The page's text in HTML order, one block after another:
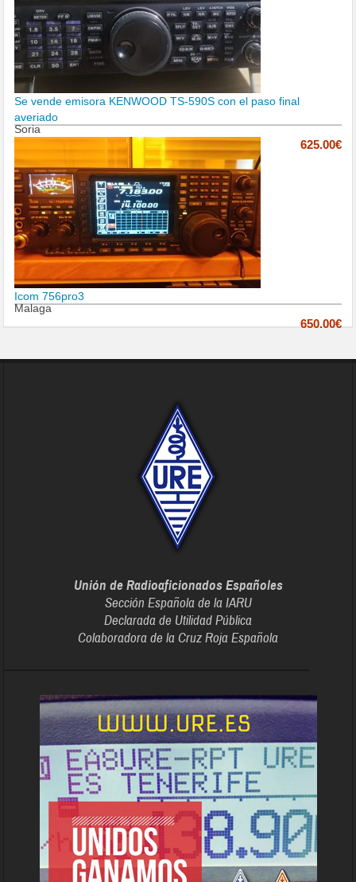
Se vende emisora KENWOOD TS-590S con el paso final
averiado
Soria
625.00€
Icom 756pro3
Malaga
650.00€
Unión de Radioaficionados Españoles
Sección Española de la IARU
Declarada de Utilidad Pública
Colaboradora de la Cruz Roja Española